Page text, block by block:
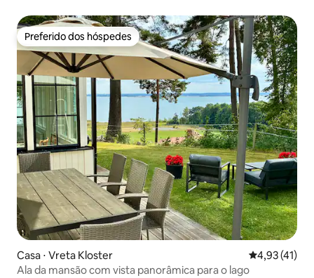
Preferido dos hóspedes
Preferido dos hóspedes
Casa ⋅ Vreta Kloster 4,93 de uma
4,93 (41)
Ala da mansão com vista panorâmica para o lago